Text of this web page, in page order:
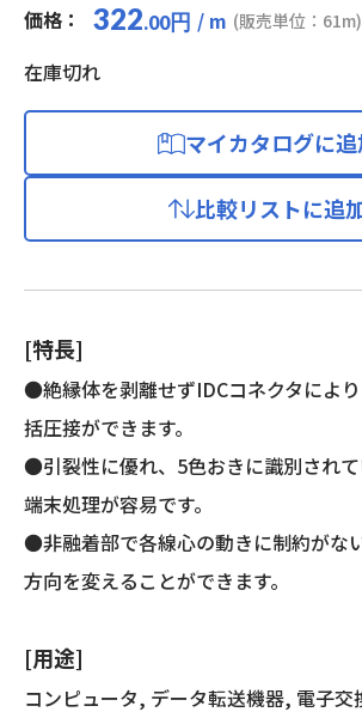
価格： 322.00円 / m (販売単位：61m)
在庫切れ
マイカタログに追
比較リストに追
[特長]
●絶縁体を剥離せずIDCコネクタによ
括圧接ができます。
●引裂性に優れ、5色おきに識別されて
端末処理が容易です。
●非融着部で各線心の動きに制約がな
方向を変えることができます。
[用途]
コンピュータ, データ転送機器, 電子